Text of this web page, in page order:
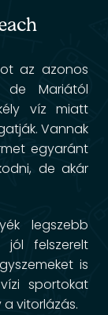
az azonos
Mariától
víz miatt
Vannak
egyaránt
de akár
legszebb
jól felszerelt
is
sportokat
a vitorlázás.